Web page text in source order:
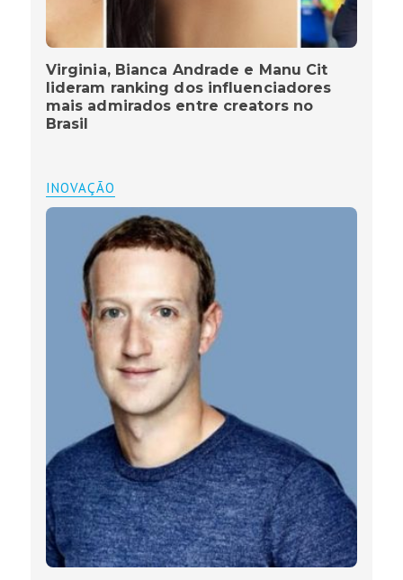
Virginia, Bianca Andrade e Manu Cit
lideram ranking dos influenciadores
mais admirados entre creators no
Brasil
INOVAÇÃO